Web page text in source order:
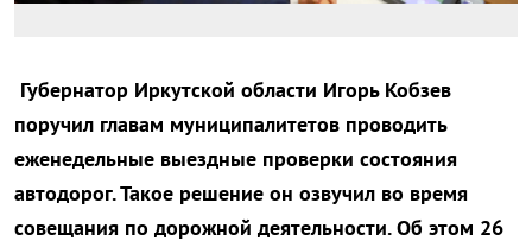
Губернатор Иркутской области Игорь Кобзев
поручил главам муниципалитетов проводить
еженедельные выездные проверки состояния
автодорог. Такое решение он озвучил во время
совещания по дорожной деятельности. Об этом 26